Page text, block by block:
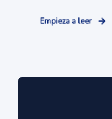
Empieza a leer